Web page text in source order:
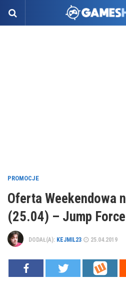
PROMOCJE
Oferta Weekendowa
(25.04) – Jump
DODAŁ(A): KEJMIL23 25.04.2019